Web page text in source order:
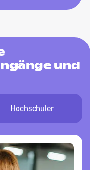
und
Hochschulen